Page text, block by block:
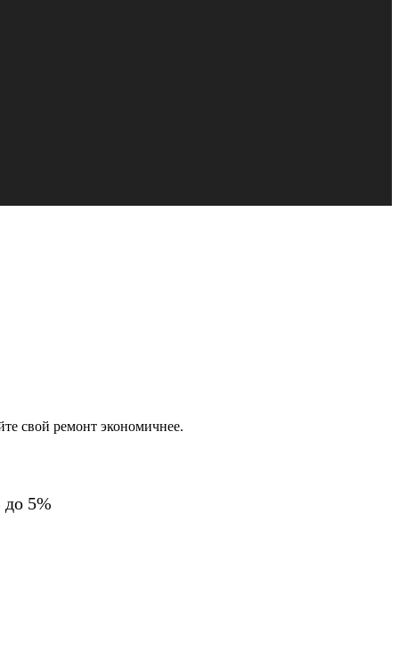
свой ремонт экономичнее.
5%